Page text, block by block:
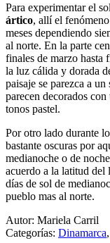
Para experimentar el
ártico, allí el
meses dependiendo
al norte. En la parte
finales de marzo hasta
la luz cálida y dorada
paisaje se parezca a
parecen decorados
tonos pastel.
Por otro lado durante
bastante oscuras por
medianoche o de
acuerdo a la latitud del
días de sol de
pueblo mas al norte.
Autor: Mariela Carril
Categorías: Dinamarca,